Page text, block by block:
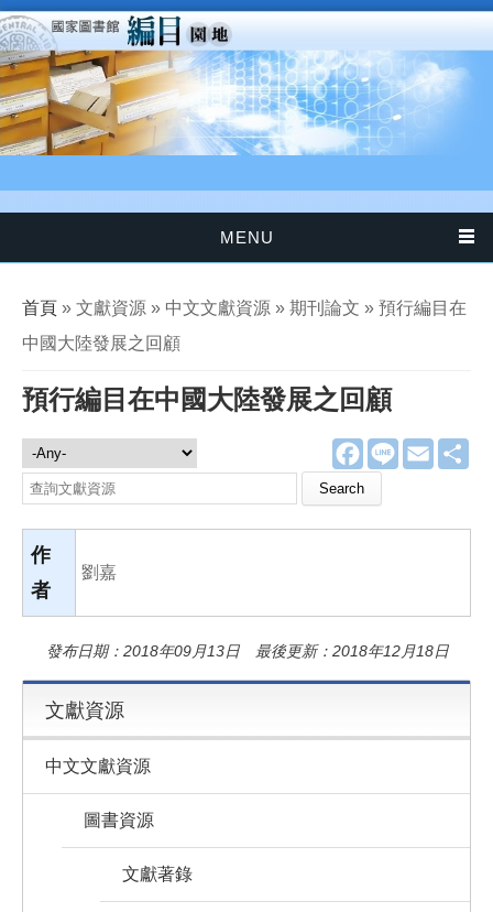
移至主內容
MENU
您在這裡
首頁 » 文獻資源 » 中文文獻資源 » 期刊論文 » 預行編目在
中國大陸發展之回顧
預行編目在中國大陸發展之回顧
F
a
e
o
L
E
m
文獻資源
Search this site
作
者
劉嘉
發布日期：2018年09月13日 最後更新：2018年12月18日
文獻資源
中文文獻資源
圖書資源
文獻著錄